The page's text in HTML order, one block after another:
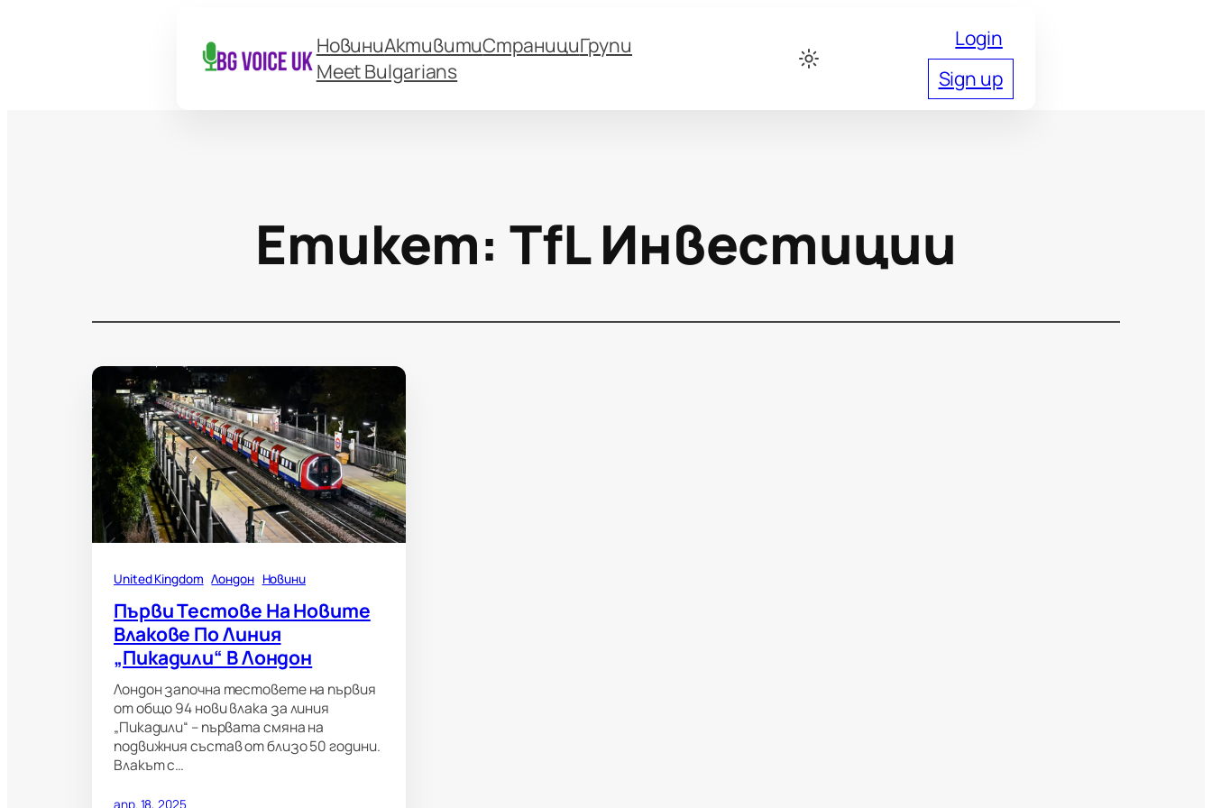
НовиниАктивитиСтранициГрупи
Meet Bulgarians
Login
Sign up
Етикет:TfL Инвестиции
United Kingdom Лондон Новини
Първи Тестове На Новите
Влакове По Линия
„Пикадили“ В Лондон
Лондон започна тестовете на първия
от общо 94 нови влака за линия
„Пикадили“ – първата смяна на
подвижния състав от близо 50 години.
Влакът с…
апр. 18, 2025